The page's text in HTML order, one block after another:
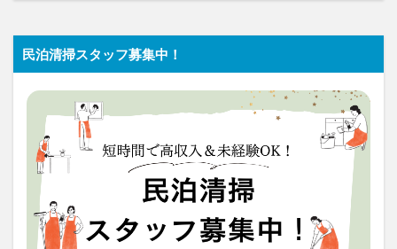
民泊清掃スタッフ募集中！